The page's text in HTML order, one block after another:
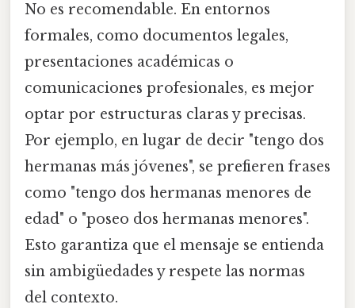
No es recomendable. En entornos
formales, como documentos legales,
presentaciones académicas o
comunicaciones profesionales, es mejor
optar por estructuras claras y precisas.
Por ejemplo, en lugar de decir "tengo dos
hermanas más jóvenes", se prefieren frases
como "tengo dos hermanas menores de
edad" o "poseo dos hermanas menores".
Esto garantiza que el mensaje se entienda
sin ambigüedades y respete las normas
del contexto.